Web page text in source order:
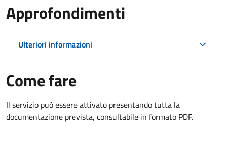
Approfondimenti
Ulteriori informazioni
Come fare
Il servizio può essere attivato presentando tutta la
documentazione prevista, consultabile in formato PDF.